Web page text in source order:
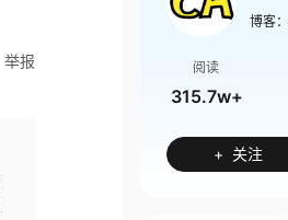
举报
博客：
阅读
315.7w+
+ 关注